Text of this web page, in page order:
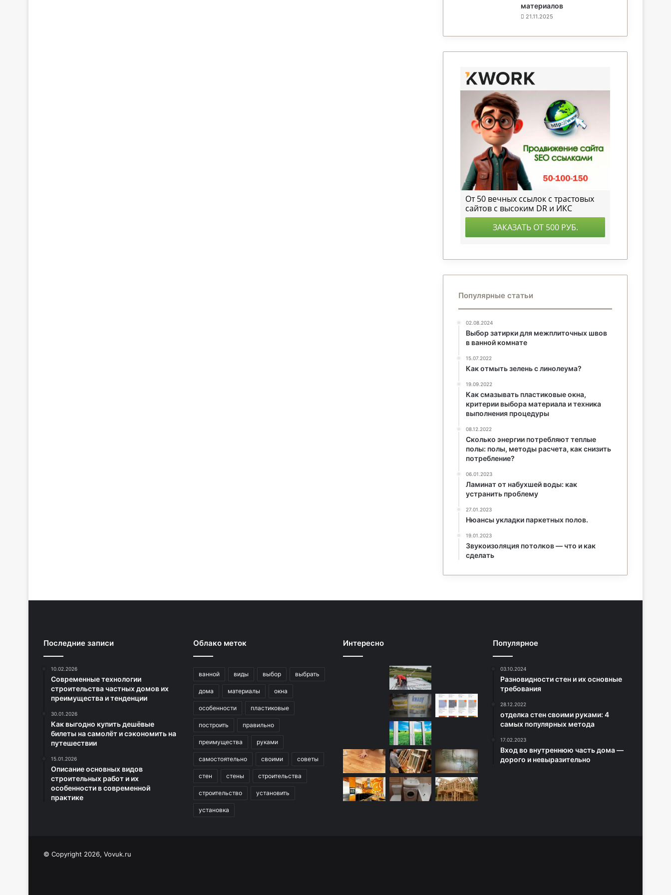
материалов
21.11.2025
Популярные статьи
02.08.2024
Выбор затирки для межплиточных швов
в ванной комнате
15.07.2022
Как отмыть зелень с линолеума?
19.09.2022
Как смазывать пластиковые окна,
критерии выбора материала и техника
выполнения процедуры
08.12.2022
Сколько энергии потребляют теплые
полы: полы, методы расчета, как снизить
потребление?
06.01.2023
Ламинат от набухшей воды: как
устранить проблему
27.01.2023
Нюансы укладки паркетных полов.
19.01.2023
Звукоизоляция потолков — что и как
сделать
Последние записи
10.02.2026
Современные технологии
строительства частных домов их
преимущества и тенденции
30.01.2026
Как выгодно купить дешёвые
билеты на самолёт и сэкономить на
путешествии
15.01.2026
Описание основных видов
строительных работ и их
особенности в современной
практике
Облако меток
ванной виды выбор выбрать
дома материалы окна
особенности пластиковые
построить правильно
преимущества руками
самостоятельно своими советы
стен стены строительства
строительство установить
установка
Интересно Популярное
03.10.2024
Разновидности стен и их основные
требования
28.12.2022
отделка стен своими руками: 4
самых популярных метода
17.02.2023
Вход во внутреннюю часть дома —
дорого и невыразительно
© Copyright 2026, Vovuk.ru